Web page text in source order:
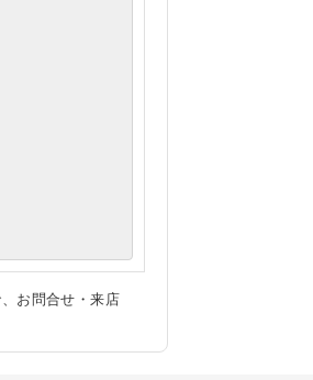
お問合せ・来店